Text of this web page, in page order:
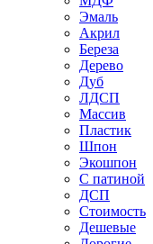
Эмаль
Акрил
Береза
Дерево
Дуб
ЛДСП
Массив
Пластик
Шпон
Экошпон
С патиной
ДСП
Стоимость
Дешевые